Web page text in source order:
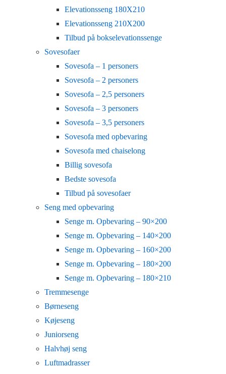
Elevationsseng 180X210
Elevationsseng 210X200
Tilbud på bokselevationssenge
Sovesofaer
Sovesofa – 1 personers
Sovesofa – 2 personers
Sovesofa – 2,5 personers
Sovesofa – 3 personers
Sovesofa – 3,5 personers
Sovesofa med opbevaring
Sovesofa med chaiselong
Billig sovesofa
Bedste sovesofa
Tilbud på sovesofaer
Seng med opbevaring
Senge m. Opbevaring – 90×200
Senge m. Opbevaring – 140×200
Senge m. Opbevaring – 160×200
Senge m. Opbevaring – 180×200
Senge m. Opbevaring – 180×210
Tremmesenge
Børneseng
Køjeseng
Juniorseng
Halvhøj seng
Luftmadrasser